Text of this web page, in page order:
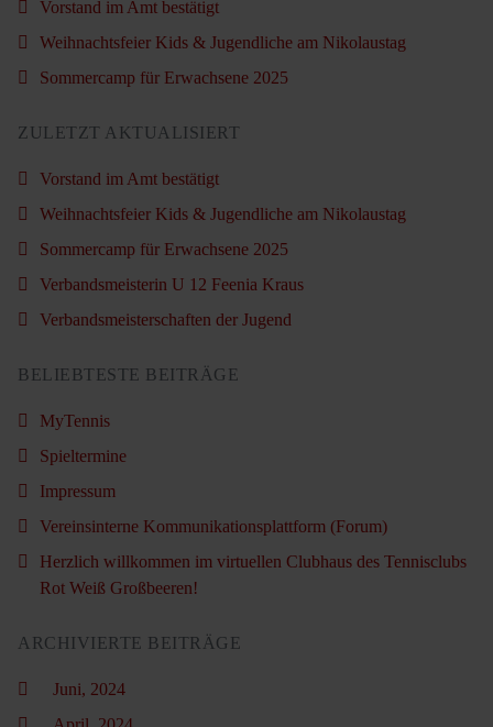
Vorstand im Amt bestätigt
Weihnachtsfeier Kids & Jugendliche am Nikolaustag
Sommercamp für Erwachsene 2025
ZULETZT AKTUALISIERT
Vorstand im Amt bestätigt
Weihnachtsfeier Kids & Jugendliche am Nikolaustag
Sommercamp für Erwachsene 2025
Verbandsmeisterin U 12 Feenia Kraus
Verbandsmeisterschaften der Jugend
BELIEBTESTE BEITRÄGE
MyTennis
Spieltermine
Impressum
Vereinsinterne Kommunikationsplattform (Forum)
Herzlich willkommen im virtuellen Clubhaus des Tennisclubs
Rot Weiß Großbeeren!
ARCHIVIERTE BEITRÄGE
Juni, 2024